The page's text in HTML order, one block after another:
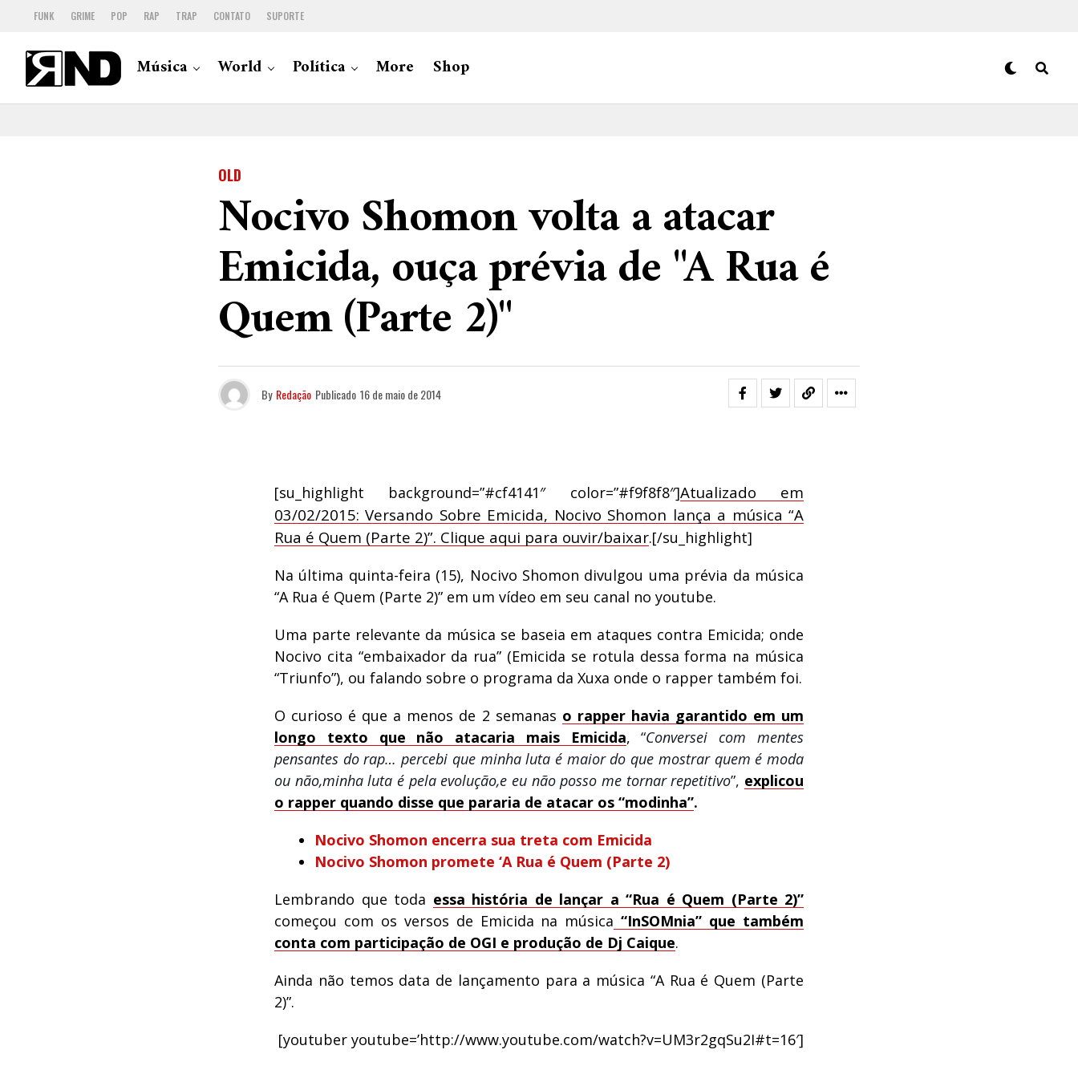
FUNK GRIME POP RAP TRAP CONTATO SUPORTE
Música World Política More Shop
OLD
Nocivo Shomon volta a atacar
Emicida, ouça prévia de "A Rua é
Quem (Parte 2)"
By Redação Publicado 16 de maio de 2014
[su_highlight background=”#cf4141″ color=”#f9f8f8″]Atualizado em
03/02/2015: Versando Sobre Emicida, Nocivo Shomon lança a música “A
Rua é Quem (Parte 2)”. Clique aqui para ouvir/baixar.[/su_highlight]
Na última quinta-feira (15), Nocivo Shomon divulgou uma prévia da música
“A Rua é Quem (Parte 2)” em um vídeo em seu canal no youtube.
Uma parte relevante da música se baseia em ataques contra Emicida; onde
Nocivo cita “embaixador da rua” (Emicida se rotula dessa forma na música
“Triunfo”), ou falando sobre o programa da Xuxa onde o rapper também foi.
O curioso é que a menos de 2 semanas o rapper havia garantido em um
longo texto que não atacaria mais Emicida,“Conversei com mentes
pensantes do rap… percebi que minha luta é maior do que mostrar quem é moda
ou não,minha luta é pela evolução,e eu não posso me tornar repetitivo”, explicou
o rapper quando disse que pararia de atacar os “modinha”.
Nocivo Shomon encerra sua treta com Emicida
Nocivo Shomon promete ‘A Rua é Quem (Parte 2)
Lembrando que toda essa história de lançar a “Rua é Quem (Parte 2)”
começou com os versos de Emicida na música “InSOMnia” que também
conta com participação de OGI e produção de Dj Caique.
Ainda não temos data de lançamento para a música “A Rua é Quem (Parte
2)”.
[youtuber youtube=’http://www.youtube.com/watch?v=UM3r2gqSu2I#t=16′]